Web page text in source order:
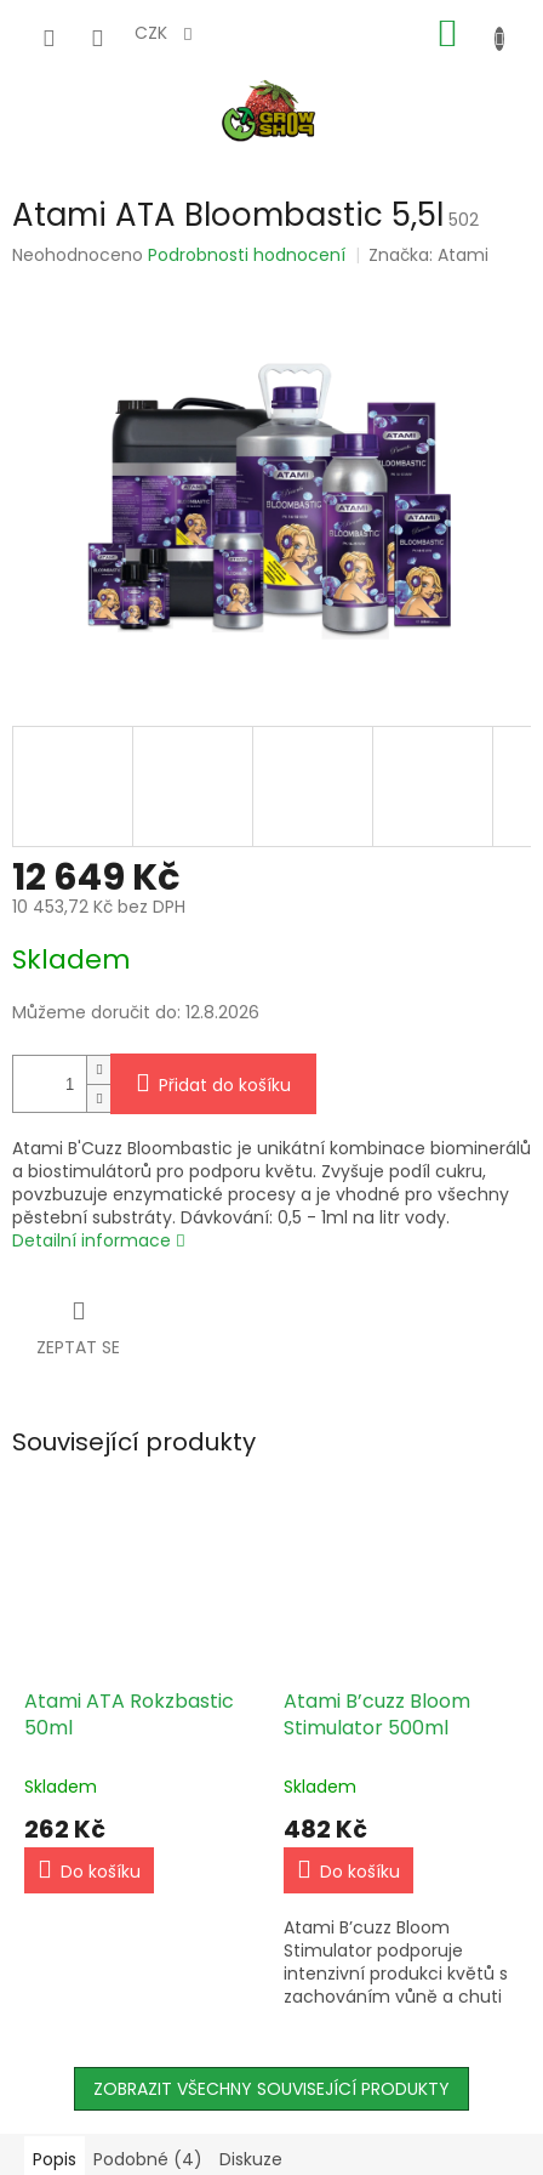
CZK
KOŠÍK
Atami ATA Bloombastic 5,5l 502
Průměrné
Neohodnoceno Podrobnosti hodnocení Značka:Atami
12 649 Kč
10 453,72 Kč bez DPH
cena:
Skladem
Můžeme doručit do: 12.8.2026
Přidat do košíku
Atami B'Cuzz Bloombastic je unikátní kombinace biominerálů
a biostimulátorů pro podporu květu. Zvyšuje podíl cukru,
povzbuzuje enzymatické procesy a je vhodné pro všechny
pěstební substráty. Dávkování: 0,5 - 1ml na litr vody.
Detailní informace
ZEPTAT SE
Související produkty
Atami ATA Rokzbastic
50ml
Skladem
262 Kč
Do košíku
Atami B’cuzz Bloom
Stimulator 500ml
Skladem
482 Kč
Do košíku
Atami B’cuzz Bloom
Stimulator podporuje
intenzivní produkci květů s
zachováním vůně a chuti
květu a kombinujte s
B’cuzz...
ZOBRAZIT VŠECHNY SOUVISEJÍCÍ PRODUKTY
Popis Podobné (4) Diskuze